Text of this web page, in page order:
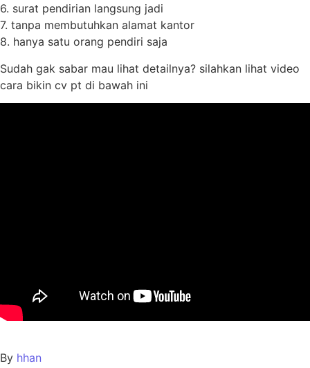
6. surat pendirian langsung jadi
7. tanpa membutuhkan alamat kantor
8. hanya satu orang pendiri saja
Sudah gak sabar mau lihat detailnya? silahkan lihat video
cara bikin cv pt di bawah ini
By hhan